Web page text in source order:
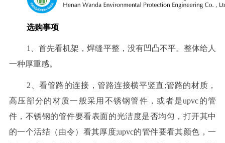
选购事项
1、首先看机架，焊缝平整，没有凹凸不平。整体给人
一种厚重感。
2、看管路的连接，管路连接横平竖直;管路的材质，
高压部分的材质一般采用不锈钢管件，或者是upvc的管
件，不锈钢的管件要看表面的光洁度是否均匀，打开其中
的一个活结（由令）看其厚度;upvc的管件要看其颜色，一